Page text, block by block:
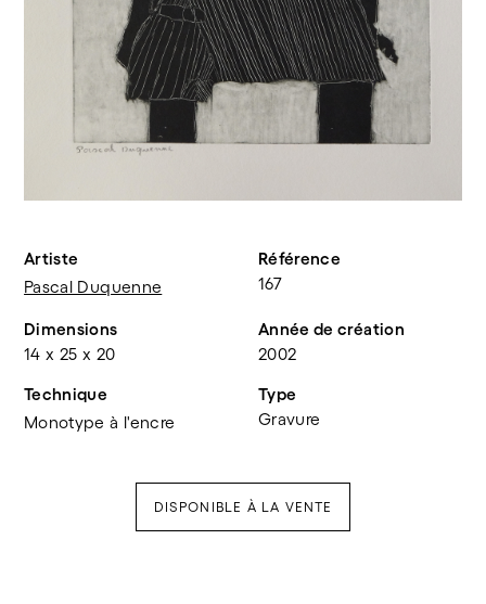
Artiste
Pascal Duquenne
Référence
167
Dimensions
14 x 25 x 20
Année de création
2002
Technique
Monotype à l'encre
Type
Gravure
DISPONIBLE À LA VENTE